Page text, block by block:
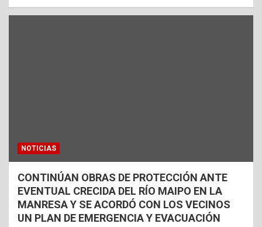
NOTICIAS
CONTINÚAN OBRAS DE PROTECCIÓN ANTE
EVENTUAL CRECIDA DEL RÍO MAIPO EN LA
MANRESA Y SE ACORDÓ CON LOS VECINOS
UN PLAN DE EMERGENCIA Y EVACUACIÓN